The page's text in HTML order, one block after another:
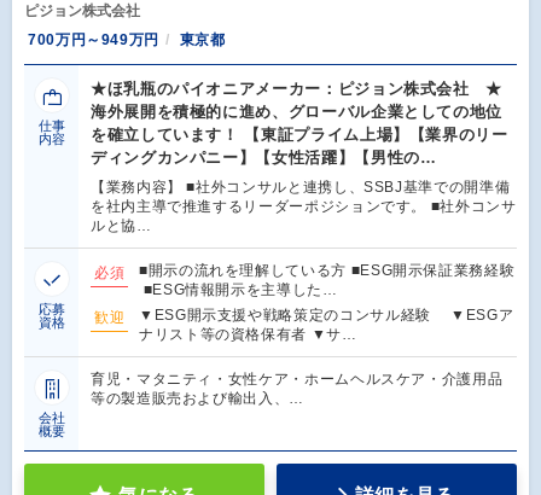
ピジョン株式会社
700万円～949万円
東京都
仕事
内容
★ほ乳瓶のパイオニアメーカー：ピジョン株式会社 ★
海外展開を積極的に進め、グローバル企業としての地位
を確立しています！ 【東証プライム上場】【業界のリー
ディングカンパニー】【女性活躍】【男性の…
【業務内容】 ■社外コンサルと連携し、SSBJ基準での開準備
を社内主導で推進するリーダーポジションです。 ■社外コンサ
ルと協…
応募
資格
必須
■開示の流れを理解している方 ■ESG開示保証業務経験
■ESG情報開示を主導した…
歓迎
▼ESG開示支援や戦略策定のコンサル経験 ▼ESGア
ナリスト等の資格保有者 ▼サ…
会社
概要
育児・マタニティ・女性ケア・ホームヘルスケア・介護用品
等の製造販売および輸出入、…